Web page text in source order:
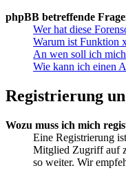
phpBB betreffende
Wer hat diese
Warum ist Funktion
An wen soll ich
Wie kann ich einen
Registrierung
Wozu muss ich mich
Eine Registrierung
Mitglied Zugriff auf
so weiter. Wir